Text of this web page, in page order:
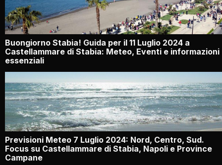
Buongiorno Stabia! Guida per il 11 Luglio 2024 a
Castellammare di Stabia: Meteo, Eventi e informazioni
essenziali
Previsioni Meteo 7 Luglio 2024: Nord, Centro, Sud.
Focus su Castellammare di Stabia, Napoli e Province
Campane